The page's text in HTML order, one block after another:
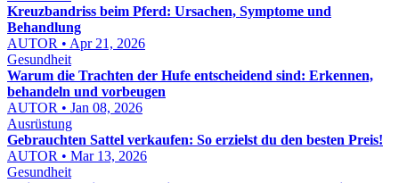
Kreuzbandriss beim Pferd: Ursachen, Symptome und
Behandlung
AUTOR • Apr 21, 2026
Gesundheit
Warum die Trachten der Hufe entscheidend sind: Erkennen,
behandeln und vorbeugen
AUTOR • Jan 08, 2026
Ausrüstung
Gebrauchten Sattel verkaufen: So erzielst du den besten Preis!
AUTOR • Mar 13, 2026
Gesundheit